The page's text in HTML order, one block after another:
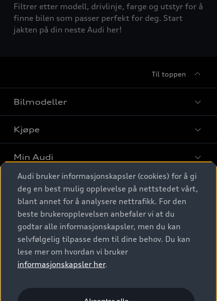
Filtrer etter modell, drivlinje, farge og utstyr for å
finne bilen som passer perfekt for deg. Start
jakten på din neste Audi her!
Til toppen
Bilmodeller
Finn din Audi
Sammenlign bilmodeller
Elbiler
SUV
Stasjonsvogn
Sportback
S/RS
Konseptbiler og prototyper
Kjøpe
Kjøpshjelp
Biler på lager
Finn forhandler
Bestill prøvekjøring
Kontakt forhandler
Bilgarantier
Min Audi
Behold nybilfølelsen
Audi Originalt tilbehør
Verkstedtjenester
Digitale tjenester
Audi digitale tjenester
Audi connect
Functions on demand
Kom i gang med myAudi
Audi Norge
Kundeservice
Audi Driving Experience
© 2026 AUDI NORGE. All Rights Reserved.
Audi bruker informasjonskapsler (cookies) for å gi
deg en best mulig opplevelse på nettstedet vårt,
blant annet for å analysere nettrafikk. For den
beste brukeropplevelsen anbefaler vi at du
godtar alle informasjonskapsler, men du kan
selvfølgelig tilpasse dem til dine behov. Du kan
lese mer om hvordan vi bruker
informasjonskapsler her.